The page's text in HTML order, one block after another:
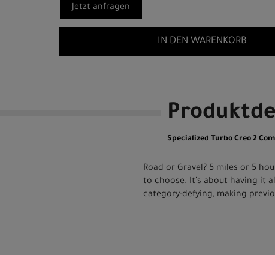
Jetzt anfragen
IN DEN WARENKORB
Specialized Turbo Creo 2
Road or Gravel? 5 miles or 5
to choose. It’s about having it
category-defying, making